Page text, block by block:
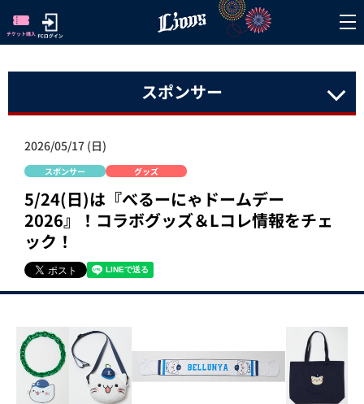
スポンサー
2026/05/17 (日)
スポンサー グッズ
5/24(日)は『べるーにゃドームデー
2026』！コラボグッズ＆Lコレ情報をチェ
ック！